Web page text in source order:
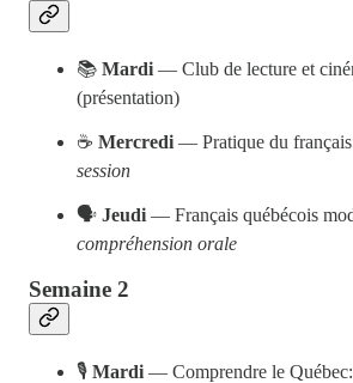
📚 Mardi — Club de lecture et
(présentation)
☕️ Mercredi — Pratique du
session
🗣 Jeudi — Français québécois
compréhension orale
Semaine 2
🎙️ Mardi — Comprendre le Québec: